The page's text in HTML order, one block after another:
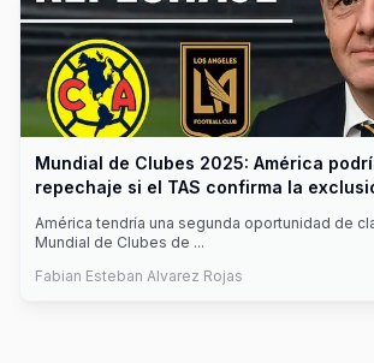
Mundial de Clubes 2025: América
repechaje si el TAS confirma la
América tendría una segunda oportunidad de
Mundial de Clubes de ...
Fabian Esteban Alvarez Rojas